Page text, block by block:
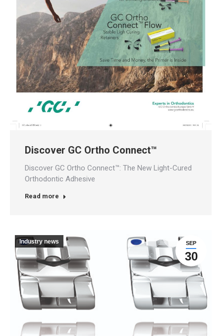
Discover GC Ortho Connect™
Discover GC Ortho Connect™: The New Light-Cured
Orthodontic Adhesive
Read more
SEP
30
Industry news